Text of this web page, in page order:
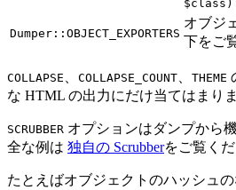
Dumper::OBJECT_EXPORTERS
オブジ
下をご
COLLAPSE COLLAPSE_COUNT THEME
な HTML の出力にだけ当てはまりま
SCRUBBER オプションはダンプから
全な例は 独自の Scrubberをご覧くだ
たとえばオブジェクトのハッシュ